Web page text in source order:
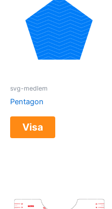
svg-medlem
Pentagon
Visa